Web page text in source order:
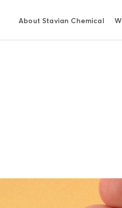
About Stavian Chemical